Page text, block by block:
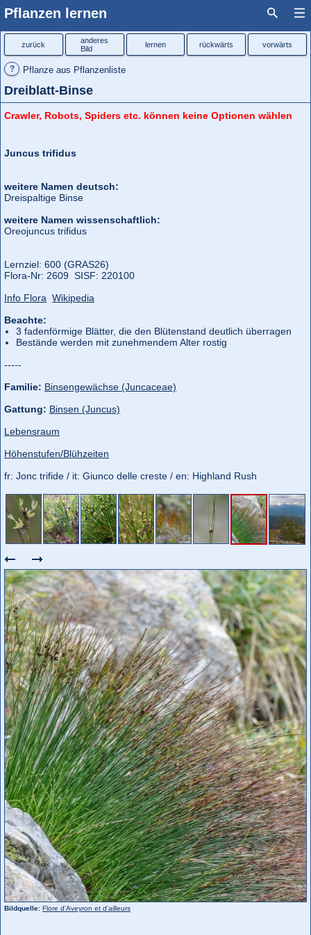
Pflanzen lernen
? Pflanze aus Pflanzenliste
Dreiblatt-Binse
zurück
anderes
Bild
lernen rückwärts vorwärts
Crawler, Robots, Spiders etc. können keine Optionen wählen
Bildquelle: Flore d'Aveyron et d'ailleurs
Juncus trifidus
weitere Namen deutsch:
Dreispaltige Binse
weitere Namen wissenschaftlich:
Oreojuncus trifidus
Lernziel: 600 (GRAS26)
Flora‑Nr: 2609 SISF: 220100
Info Flora Wikipedia
Beachte:
3 fadenförmige Blätter, die den Blütenstand deutlich überragen
Bestände werden mit zunehmendem Alter rostig
-----
Familie: Binsengewächse (Juncaceae)
Gattung: Binsen (Juncus)
Lebensraum
Höhenstufen/Blühzeiten
fr: Jonc trifide / it: Giunco delle creste / en: Highland Rush